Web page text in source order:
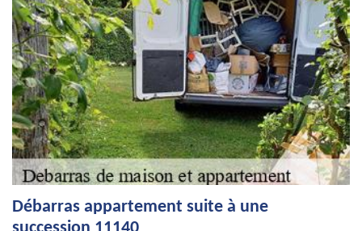
Débarras appartement suite à une